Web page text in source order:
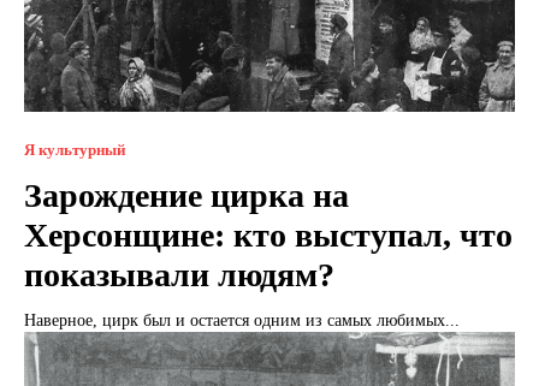
Я культурный
Зарождение цирка на
Херсонщине: кто выступал, что
показывали людям?
Наверное, цирк был и остается одним из самых любимых...